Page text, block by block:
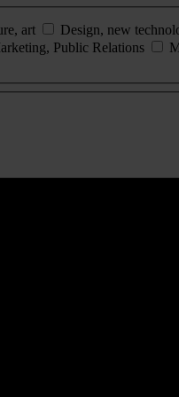
art Design, new
Public Relations